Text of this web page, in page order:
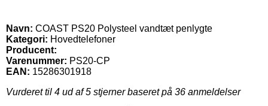
Navn: COAST PS20 Polysteel vandtæt penlygte
Kategori: Hovedtelefoner
Producent:
Varenummer: PS20-CP
EAN: 15286301918
Vurderet til 4 ud af 5 stjerner baseret på 36 anmeldelser